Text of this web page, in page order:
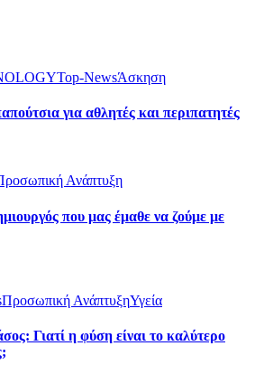
Top-NewsΆσκηση
για αθλητές και περιπατητές
Ανάπτυξη
που μας έμαθε να ζούμε με
Προσωπική ΑνάπτυξηΥγεία
Γιατί η φύση είναι το καλύτερο